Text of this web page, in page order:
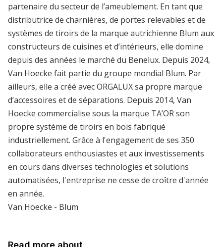
partenaire du secteur de l’ameublement. En tant que
distributrice de charnières, de portes relevables et de
systèmes de tiroirs de la marque autrichienne Blum aux
constructeurs de cuisines et d’intérieurs, elle domine
depuis des années le marché du Benelux. Depuis 2024,
Van Hoecke fait partie du groupe mondial Blum. Par
ailleurs, elle a créé avec ORGALUX sa propre marque
d’accessoires et de séparations. Depuis 2014, Van
Hoecke commercialise sous la marque TA’OR son
propre système de tiroirs en bois fabriqué
industriellement. Grâce à l'engagement de ses 350
collaborateurs enthousiastes et aux investissements
en cours dans diverses technologies et solutions
automatisées, l'entreprise ne cesse de croître d'année
en année.
Van Hoecke - Blum
Read more about